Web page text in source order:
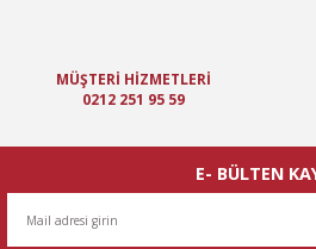
MÜŞTERİ HİZMETLERİ
0212 251 95 59
E- BÜLTEN